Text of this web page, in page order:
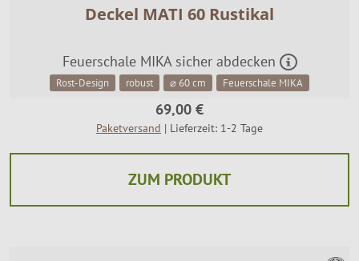
Deckel MATI 60 Rustikal
Feuerschale MIKA sicher abdecken
Rost-Design robust ⌀ 60 cm Feuerschale MIKA
69,00 €
Paketversand | Lieferzeit: 1-2 Tage
ZUM PRODUKT